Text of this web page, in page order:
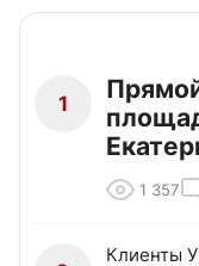
1
1 357
Клиенты